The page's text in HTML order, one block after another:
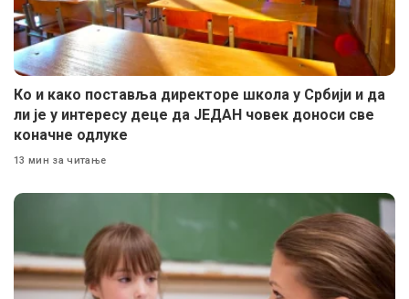
Ко и како поставља директоре школа у Србији и да
ли је у интересу деце да ЈЕДАН човек доноси све
коначне одлуке
13 мин за читање